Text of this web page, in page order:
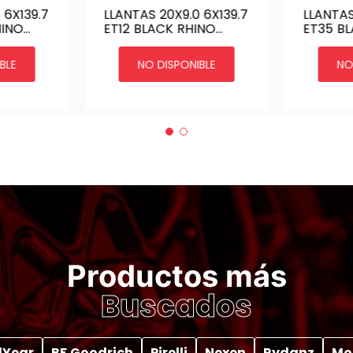
|
LLANTAS 20X9.0 6X139.7
ET12 BLACK RHINO
WARLORD 20 6X139 |
MATTE GUNMETAL
NO DISPONIBLE
ET35
Productos más
Buscados